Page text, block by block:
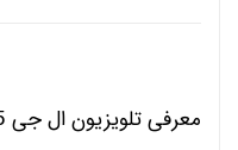
معرفی تلویزیون ال جی 75 اینچ مدل 75QNED7S